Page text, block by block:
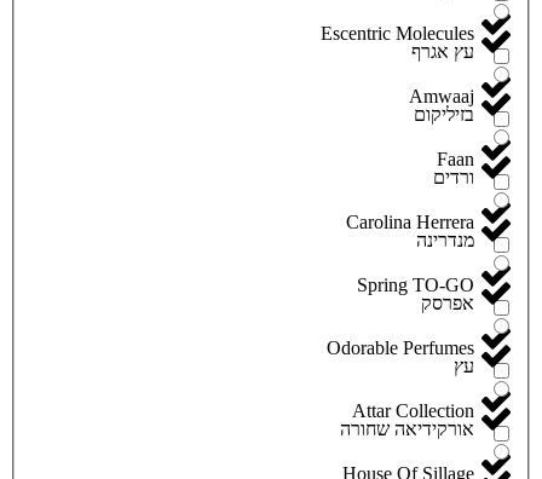
Escentric Molecules
Amwaaj
Faan
Carolina Herrera
Spring TO-GO
Odorable Perfumes
Attar Collection
House Of Sillage
עץ אגרף
בזיליקום
ורדים
מנדרינה
אפרסק
עץ
אורקידיאה שחורה